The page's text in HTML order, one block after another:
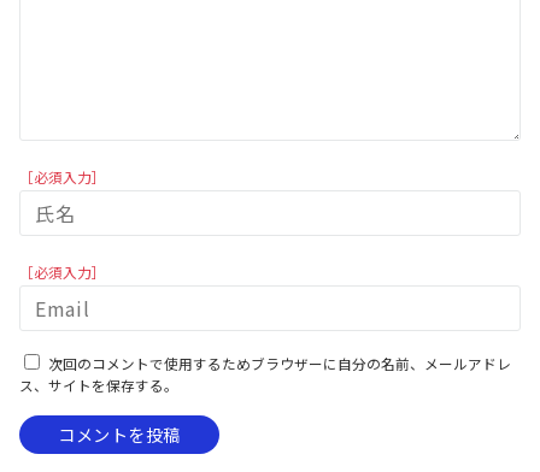
［必須入力］
［必須入力］
次回のコメントで使用するためブラウザーに自分の名前、メールアドレ
ス、サイトを保存する。